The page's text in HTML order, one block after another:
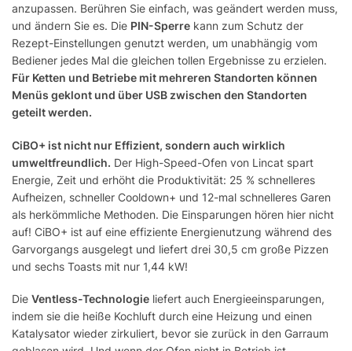
anzupassen. Berühren Sie einfach, was geändert werden muss,
und ändern Sie es. Die PIN-Sperre kann zum Schutz der
Rezept-Einstellungen genutzt werden, um unabhängig vom
Bediener jedes Mal die gleichen tollen Ergebnisse zu erzielen.
Für Ketten und Betriebe mit mehreren Standorten können
Menüs geklont und über USB zwischen den Standorten
geteilt werden.
CiBO+ ist nicht nur Effizient, sondern auch wirklich
umweltfreundlich. Der High-Speed-Ofen von Lincat spart
Energie, Zeit und erhöht die Produktivität: 25 % schnelleres
Aufheizen, schneller Cooldown+ und 12-mal schnelleres Garen
als herkömmliche Methoden. Die Einsparungen hören hier nicht
auf! CiBO+ ist auf eine effiziente Energienutzung während des
Garvorgangs ausgelegt und liefert drei 30,5 cm große Pizzen
und sechs Toasts mit nur 1,44 kW!
Die Ventless-Technologie liefert auch Energieeinsparungen,
indem sie die heiße Kochluft durch eine Heizung und einen
Katalysator wieder zirkuliert, bevor sie zurück in den Garraum